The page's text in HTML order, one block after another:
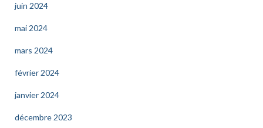
juin 2024
mai 2024
mars 2024
février 2024
janvier 2024
décembre 2023